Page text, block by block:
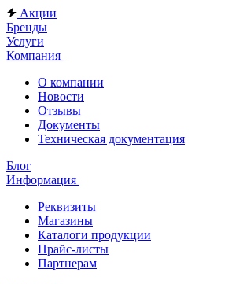
Акции
Бренды
Услуги
Компания
О компании
Новости
Отзывы
Документы
Техническая документация
Блог
Информация
Реквизиты
Магазины
Каталоги продукции
Прайс-листы
Партнерам